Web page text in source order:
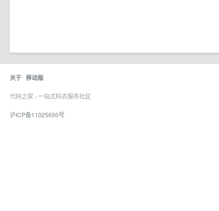
关于 移动版
代码之家 - 一站式码农服务社区
沪ICP备11025650号